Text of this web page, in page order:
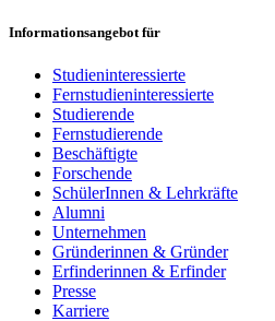
Informationsangebot für
Studieninteressierte
Fernstudieninteressierte
Studierende
Fernstudierende
Beschäftigte
Forschende
SchülerInnen & Lehrkräfte
Alumni
Unternehmen
Gründerinnen & Gründer
Erfinderinnen & Erfinder
Presse
Karriere